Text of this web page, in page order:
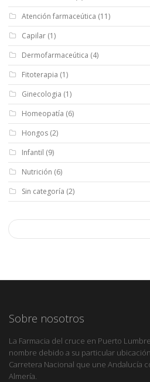
Atención farmaceútica (11)
Capilar (1)
Dermofarmaceútica (4)
Fitoterapia (1)
Ginecologia (1)
Homeopatía (6)
Hongos (2)
Infantil (9)
Nutrición (6)
Sin categoría (2)
Sobre nosotros
La Farmacia del cruce en Puerto
nombre debido a su particular
Carretera Nacional que une Andalucía
Almería.